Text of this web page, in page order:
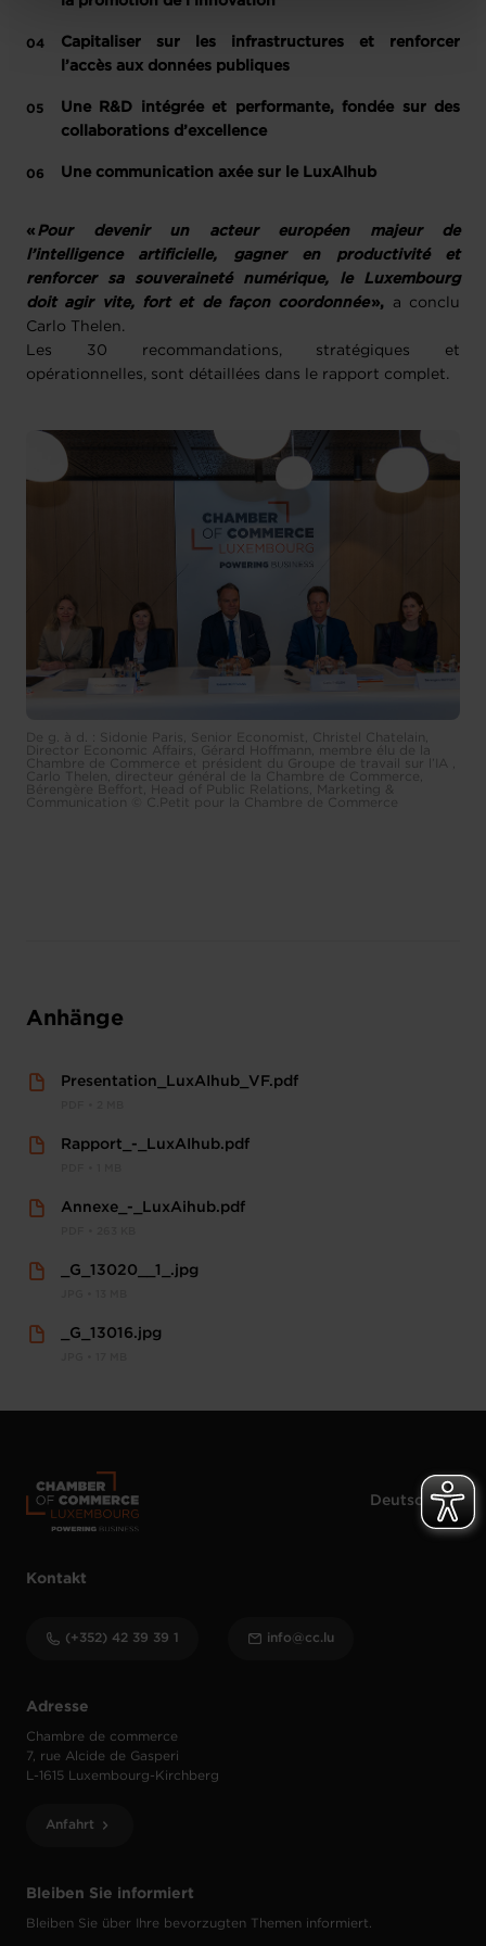
protection des données personnelles
Capitaliser sur les infrastructures et renforcer
l’accès aux données publiques
Une R&D intégrée et performante, fondée sur des
collaborations d’excellence
Une communication axée sur le LuxAIhub
« Pour devenir un acteur européen majeur de
l’intelligence artificielle, gagner en productivité et
renforcer sa souveraineté numérique, le Luxembourg
doit agir vite, fort et de façon coordonnée», a conclu
Carlo Thelen.
Les 30 recommandations, stratégiques et
opérationnelles, sont détaillées dans le rapport complet.
De g. à d. : Sidonie Paris, Senior Economist, Christel Chatelain,
Director Economic Affairs, Gérard Hoffmann, membre élu de la
Chambre de Commerce et président du Groupe de travail sur l’IA ,
Carlo Thelen, directeur général de la Chambre de Commerce,
Bérengère Beffort, Head of Public Relations, Marketing &
Communication © C.Petit pour la Chambre de Commerce
Anhänge
Presentation_LuxAIhub_VF.pdf
Rapport_-_LuxAIhub.pdf
Annexe_-_LuxAihub.pdf
_G_13020__1_.jpg
_G_13016.jpg
Bleiben Sie informiert
Bleiben Sie über Ihre bevorzugten Themen informiert.
Adresse
Chambre de commerce
7, rue Alcide de Gasperi
L-1615 Luxembourg-Kirchberg
Anfahrt
Kontakt
(+352) 42 39 39 1 info@cc.lu